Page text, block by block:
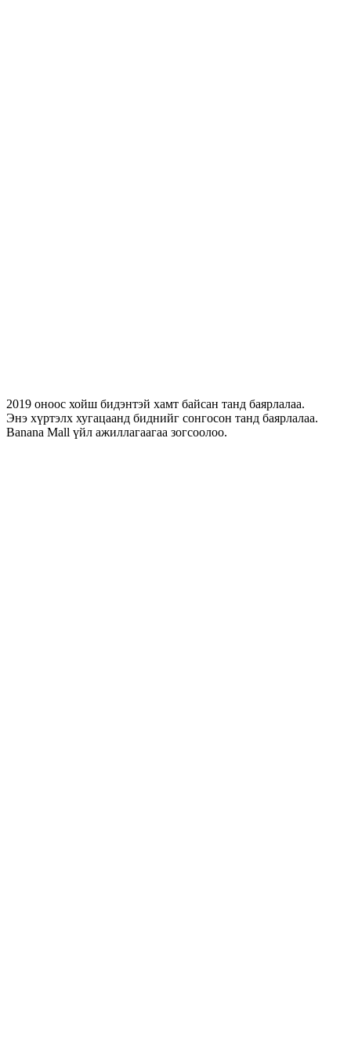
2019 оноос хойш бидэнтэй хамт байсан танд баярлалаа.
Энэ хүртэлх хугацаанд биднийг сонгосон танд баярлалаа.
Banana Mall үйл ажиллагаагаа зогсоолоо.